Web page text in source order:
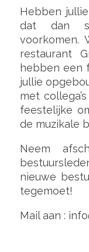
Hebben
dat dan
voorkomen.
restaurant
hebben een
jullie
met
feestelijke
de muzikale
Neem
nieuwe
tegemoet!
Mail aan :